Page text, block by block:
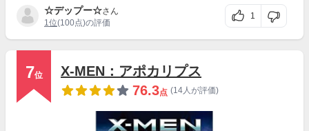
☆デップー☆さん
1位(100点)の評価
1
7位
X-MEN：アポカリプス
76.3点 (14人が評価)